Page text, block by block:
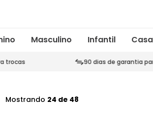
Masculino Infantil Casa
trocas 90 dias de garantia
Mostrando 24 de 48